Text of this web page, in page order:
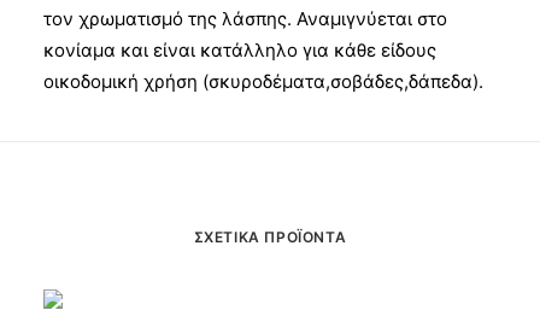
τον χρωματισμό της λάσπης. Αναμιγνύεται στο
κονίαμα και είναι κατάλληλο για κάθε είδους
οικοδομική χρήση (σκυροδέματα,σοβάδες,δάπεδα).
ΣΧΕΤΙΚΆ ΠΡΟΪΌΝΤΑ